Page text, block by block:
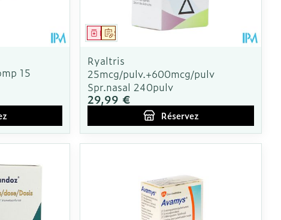
15
Sur prescription
Médicament
Ryaltris
25mcg/pulv.+600mcg/pulv
Spr.nasal 240pulv
29,99 €
Réservez